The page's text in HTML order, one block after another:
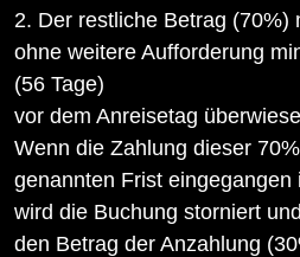
2. Der restliche Betrag (70%)
ohne weitere Aufforderung
(56 Tage)
vor dem Anreisetag
Wenn die Zahlung dieser
genannten Frist eingegangen
wird die Buchung storniert
den Betrag der Anzahlung